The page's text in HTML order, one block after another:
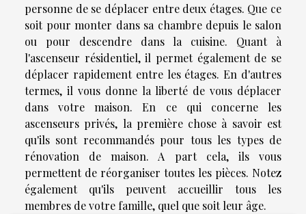
personne de se déplacer entre deux étages. Que ce
soit pour monter dans sa chambre depuis le salon
ou pour descendre dans la cuisine. Quant à
l'ascenseur résidentiel, il permet également de se
déplacer rapidement entre les étages. En d'autres
termes, il vous donne la liberté de vous déplacer
dans votre maison. En ce qui concerne les
ascenseurs privés, la première chose à savoir est
qu'ils sont recommandés pour tous les types de
rénovation de maison. A part cela, ils vous
permettent de réorganiser toutes les pièces. Notez
également qu'ils peuvent accueillir tous les
membres de votre famille, quel que soit leur âge.